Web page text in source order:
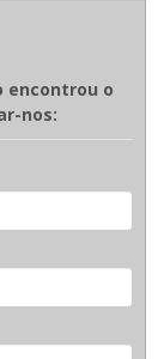
encontrou o
nos: